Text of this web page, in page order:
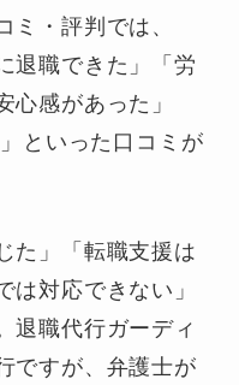
ミ・評判では、
退職できた」「労
心感があった」
といった口コミが
た」「転職支援は
は対応できない」
退職代行ガーディ
ですが、弁護士が